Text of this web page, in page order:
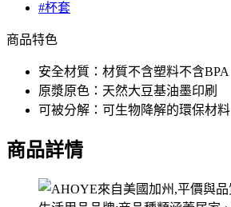
#杯套
商品特色
安全材質：材質不含塑料不含BPA
原漿原色：天然大豆基油墨印刷
可被分解：可生物降解的環保材料
商品詳情